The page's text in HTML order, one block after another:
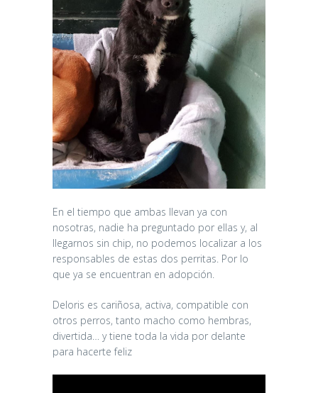
En el tiempo que ambas llevan ya con
nosotras, nadie ha preguntado por ellas y, al
llegarnos sin chip, no podemos localizar a los
responsables de estas dos perritas. Por lo
que ya se encuentran en adopción.
Deloris es cariñosa, activa, compatible con
otros perros, tanto macho como hembras,
divertida… y tiene toda la vida por delante
para hacerte feliz